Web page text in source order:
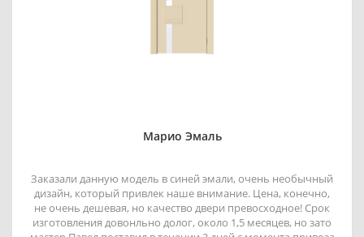
Марио Эмаль
Заказали данную модель в синей эмали, очень необычный
дизайн, который привлек наше внимание. Цена, конечно,
не очень дешевая, но качество двери превосходное! Срок
изготовления довонльно долог, около 1,5 месяцев, но зато